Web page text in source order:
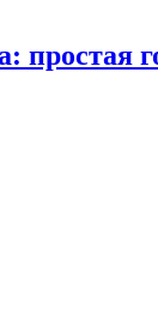
простая